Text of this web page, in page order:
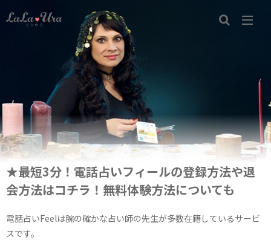
★最短3分！電話占いフィールの登録方法や退
会方法はコチラ！無料体験方法についても
電話占いFeelは腕の確かな占い師の先生が多数在籍しているサービ
スです。